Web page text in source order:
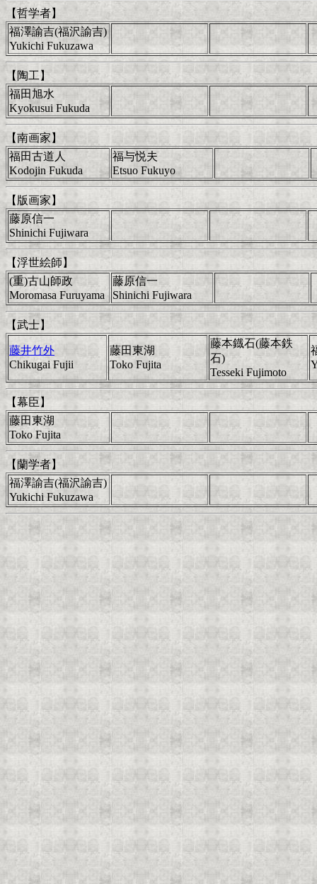
【哲学者】
福澤諭吉(福沢諭吉)
Yukichi Fukuzawa
【陶工】
福田旭水
Kyokusui Fukuda
【南画家】
福田古道人
Kodojin Fukuda
福与悦夫
Etsuo Fukuyo
【版画家】
藤原信一
Shinichi Fujiwara
【浮世絵師】
(重)古山師政
Moromasa Furuyama
藤原信一
Shinichi Fujiwara
【武士】
藤井竹外
Chikugai Fujii
藤田東湖
Toko Fujita
藤本鐡石(藤本鉄
石)
Tesseki Fujimoto
【幕臣】
藤田東湖
Toko Fujita
【蘭学者】
福澤諭吉(福沢諭吉)
Yukichi Fukuzawa